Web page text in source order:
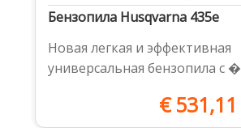
Бензопила Husqvarna 435e
Новая легкая и эффективная
универсальная бензопила с �
€531,11